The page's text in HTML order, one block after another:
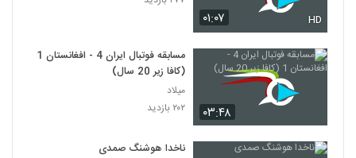
۰۱:۰۷ HD
۰۳:۴۸
مسابقه فوتبال ایران 4 - افغانستان 1
(کافا زیر 20 سال)
میلاد
۲۰۲ بازدید
ناخدا هوشنگ صمدی